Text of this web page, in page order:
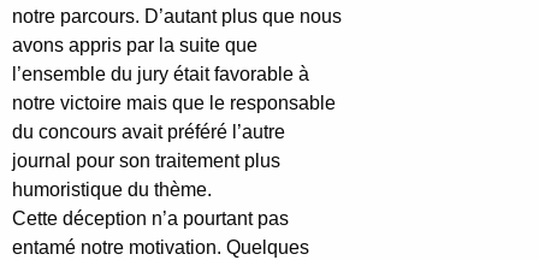
notre parcours. D’autant plus que nous
avons appris par la suite que
l’ensemble du jury était favorable à
notre victoire mais que le responsable
du concours avait préféré l’autre
journal pour son traitement plus
humoristique du thème.
Cette déception n’a pourtant pas
entamé notre motivation. Quelques